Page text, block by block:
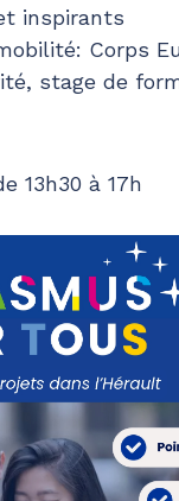
inspirants
Corps
stage de
13h30 à 17h